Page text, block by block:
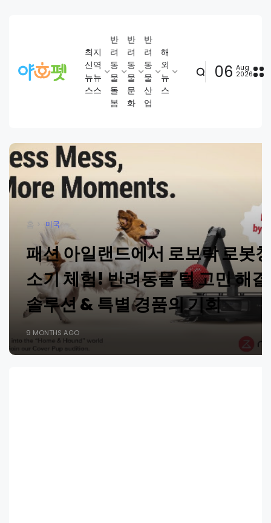
최
신
뉴
스
지
역
뉴
스
반
려
동
물
돌
봄
반
려
동
물
문
화
반
려
동
물
산
업
해
외
뉴
스
06 Aug
2026
홈 미국
패션 아일랜드에서 로보락 로봇
소기 체험! 반려동물 털 고민 해결
솔루션 & 특별 경품의 기회
9 MONTHS AGO